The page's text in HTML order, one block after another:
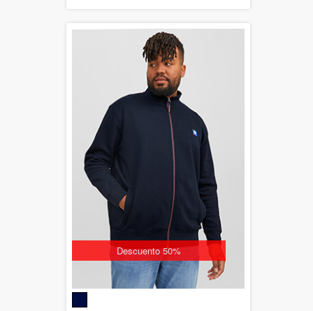
Descuento 50%